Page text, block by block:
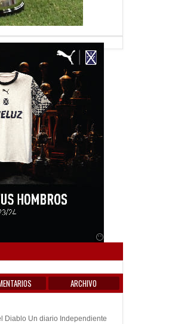
"El espíritu grande de
Independiente no lo transmite
05
ARCHIVO
Diablo Un diario Independiente